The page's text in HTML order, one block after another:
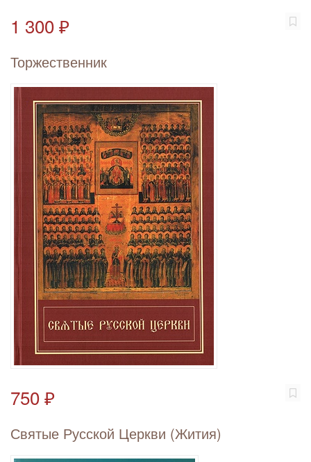
1 300 ₽
Торжественник
750 ₽
Святые Русской Церкви (Жития)